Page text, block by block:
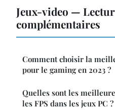
Jeux-video —
complémentaires
Comment choisir la
pour le gaming en 2023 ?
Quelles sont les
les FPS dans les jeux PC ?